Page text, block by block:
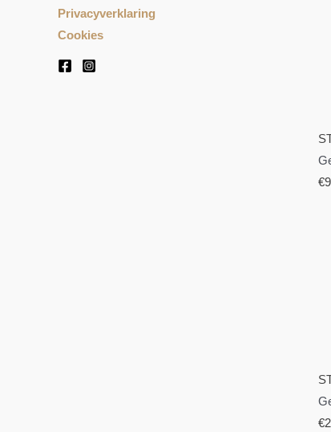
Privacyverklaring
Cookies
€
€